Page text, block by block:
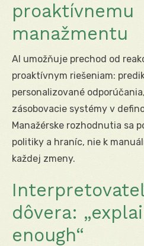
proaktívnemu
manažmentu
AI umožňuje prechod od
proaktívnym riešeniam:
personalizované
zásobovacie systémy v
Manažérske rozhodnutia sa
politiky a hraníc, nie k
každej zmeny.
dôvera:
enough“